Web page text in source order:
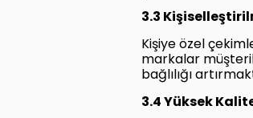
3.3
Kişiye özel
markalar
bağlılığı
3.4 Yüksek